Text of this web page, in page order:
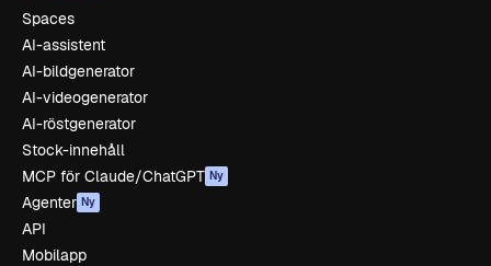
Spaces
AI-assistent
AI-bildgenerator
AI-videogenerator
AI-röstgenerator
Stock-innehåll
MCP för Claude/ChatGPT Ny
Agenter Ny
API
Mobilapp